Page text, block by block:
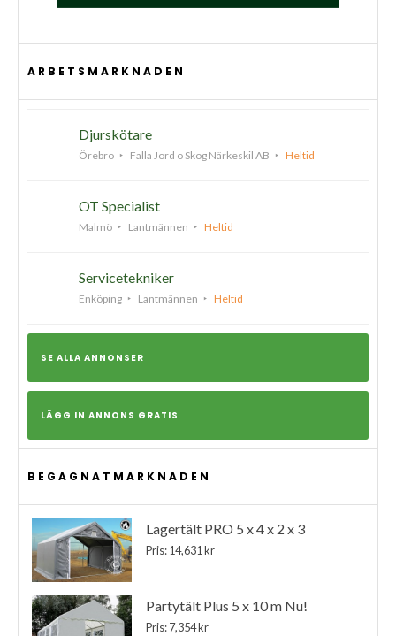
ARBETSMARKNADEN
Djurskötare
Örebro Falla Jord o Skog Närkeskil AB Heltid
OT Specialist
Malmö Lantmännen Heltid
Servicetekniker
Enköping Lantmännen Heltid
SE ALLA ANNONSER
LÄGG IN ANNONS GRATIS
BEGAGNATMARKNADEN
Lagertält PRO 5 x 4 x 2 x 3
Pris: 14,631 kr
Partytält Plus 5 x 10 m Nu!
Pris: 7,354 kr